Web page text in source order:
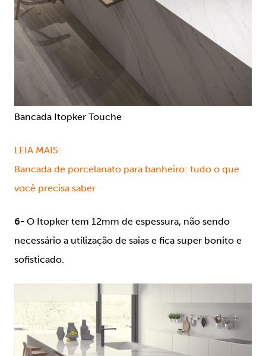
Bancada Itopker Touche
LEIA MAIS:
Bancada de porcelanato para banheiro: tudo o que
você precisa saber
6- O Itopker tem 12mm de espessura, não sendo
necessário a utilização de saias e fica super bonito e
sofisticado.